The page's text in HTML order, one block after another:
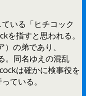
いる「ヒチコック
を指すと思われる。
の弟であり、
。同名ゆえの混乱
は確かに検事役を
ている。